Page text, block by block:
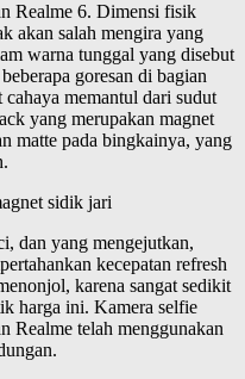
Realme 6. Dimensi fisik
akan salah mengira yang
warna tunggal yang disebut
goresan di bagian
memantul dari sudut
yang merupakan magnet
matte pada bingkainya, yang
sidik jari
dan yang mengejutkan,
kecepatan refresh
karena sangat sedikit
harga ini. Kamera selfie
Realme telah menggunakan